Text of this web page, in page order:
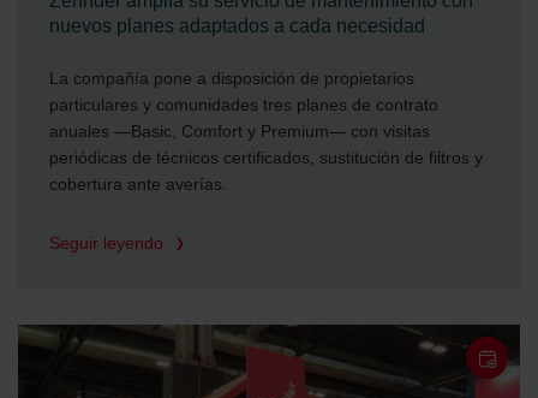
nuevos planes adaptados a cada necesidad
La compañía pone a disposición de propietarios
particulares y comunidades tres planes de contrato
anuales —Basic, Comfort y Premium— con visitas
periódicas de técnicos certificados, sustitución de filtros y
cobertura ante averías.
Seguir leyendo